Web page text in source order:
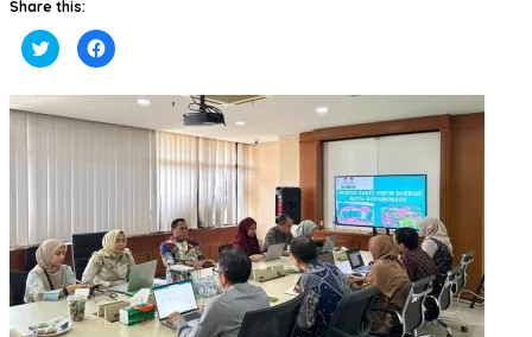
Share this:
Klik
untuk
berbagi
Twitter(Membuka
di
jendela
Klik
untuk
Facebook(Membuka
jendela